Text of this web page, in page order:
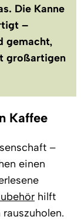
Die Kanne
–
gemacht,
großartigen
Kaffee
–
einen
hilft